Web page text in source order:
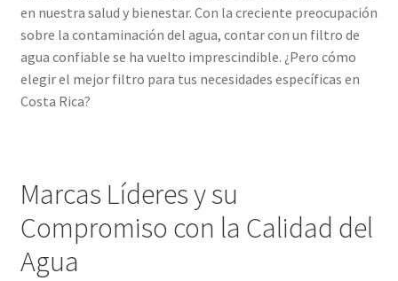
en nuestra salud y bienestar. Con la creciente preocupación
sobre la contaminación del agua, contar con un filtro de
agua confiable se ha vuelto imprescindible. ¿Pero cómo
elegir el mejor filtro para tus necesidades específicas en
Costa Rica?
Marcas Líderes y su
Compromiso con la Calidad del
Agua